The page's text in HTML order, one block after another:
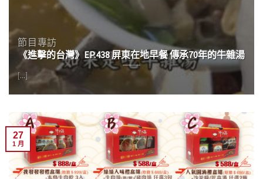
節目專訪
《進擊的台灣》EP.438 屏東在地早餐 傳承70年的牛雜湯
[...]
27
1 月